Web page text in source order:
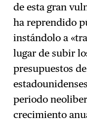
de esta gran
ha reprendido
instándolo a
lugar de subir
presupuestos
periodo
crecimiento